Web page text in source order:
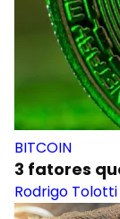
BITCOIN
3 fatores
Rodrigo Tolotti